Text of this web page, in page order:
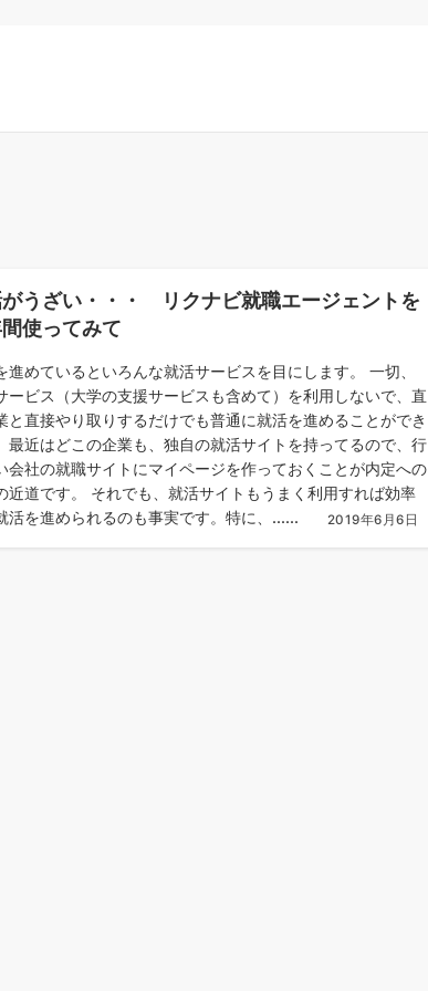
うざい・・・ リクナビ就職エージェントを
使ってみて
進めているといろんな就活サービスを目にします。 一切、
ービス（大学の支援サービスも含めて）を利用しないで、直
と直接やり取りするだけでも普通に就活を進めることができ
最近はどこの企業も、独自の就活サイトを持ってるので、行
会社の就職サイトにマイページを作っておくことが内定への
近道です。 それでも、就活サイトもうまく利用すれば効率
活を進められるのも事実です。特に、......
2019年6月6日